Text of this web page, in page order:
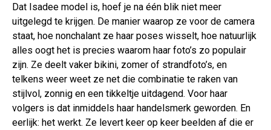
Dat Isadee model is, hoef je na één blik niet meer
uitgelegd te krijgen. De manier waarop ze voor de camera
staat, hoe nonchalant ze haar poses wisselt, hoe natuurlijk
alles oogt het is precies waarom haar foto’s zo populair
zijn. Ze deelt vaker bikini, zomer of strandfoto’s, en
telkens weer weet ze net die combinatie te raken van
stijlvol, zonnig en een tikkeltje uitdagend. Voor haar
volgers is dat inmiddels haar handelsmerk geworden. En
eerlijk: het werkt. Ze levert keer op keer beelden af die er